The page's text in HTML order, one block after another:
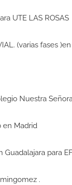
UTE LAS ROSAS
(varias fases
Nuestra
en Madrid
Guadalajara para
.